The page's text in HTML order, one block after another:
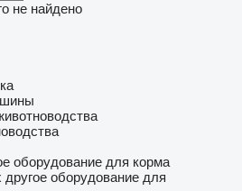
не найдено
оборудование для корма
другое оборудование для